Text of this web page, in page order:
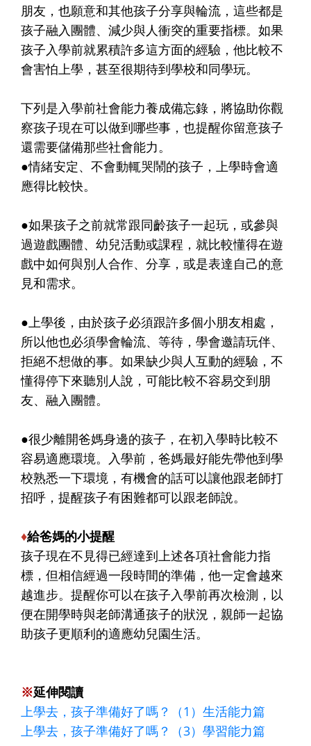
朋友，也願意和其他孩子分享與輪流，這些都是
孩子融入團體、減少與人衝突的重要指標。如果
孩子入學前就累積許多這方面的經驗，他比較不
會害怕上學，甚至很期待到學校和同學玩。
下列是入學前社會能力養成備忘錄，將協助你觀
察孩子現在可以做到哪些事，也提醒你留意孩子
還需要儲備那些社會能力。
●情緒安定、不會動輒哭鬧的孩子，上學時會適
應得比較快。
●如果孩子之前就常跟同齡孩子一起玩，或參與
過遊戲團體、幼兒活動或課程，就比較懂得在遊
戲中如何與別人合作、分享，或是表達自己的意
見和需求。
●上學後，由於孩子必須跟許多個小朋友相處，
所以他也必須學會輪流、等待，學會邀請玩伴、
拒絕不想做的事。如果缺少與人互動的經驗，不
懂得停下來聽別人說，可能比較不容易交到朋
友、融入團體。
●很少離開爸媽身邊的孩子，在初入學時比較不
容易適應環境。入學前，爸媽最好能先帶他到學
校熟悉一下環境，有機會的話可以讓他跟老師打
招呼，提醒孩子有困難都可以跟老師說。
♦給爸媽的小提醒
孩子現在不見得已經達到上述各項社會能力指
標，但相信經過一段時間的準備，他一定會越來
越進步。提醒你可以在孩子入學前再次檢測，以
便在開學時與老師溝通孩子的狀況，親師一起協
助孩子更順利的適應幼兒園生活。
※延伸閱讀
上學去，孩子準備好了嗎？（1）生活能力篇
上學去，孩子準備好了嗎？（3）學習能力篇